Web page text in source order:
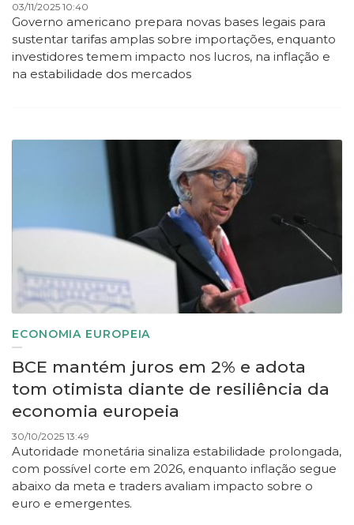
03/11/2025 10:40
Governo americano prepara novas bases legais para
sustentar tarifas amplas sobre importações, enquanto
investidores temem impacto nos lucros, na inflação e
na estabilidade dos mercados
ECONOMIA EUROPEIA
BCE mantém juros em 2% e adota
tom otimista diante de resiliência da
economia europeia
30/10/2025 13:49
Autoridade monetária sinaliza estabilidade prolongada,
com possível corte em 2026, enquanto inflação segue
abaixo da meta e traders avaliam impacto sobre o
euro e emergentes.